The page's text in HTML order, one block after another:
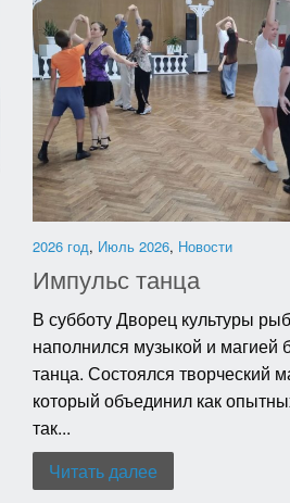
2026 год, Июль 2026, Новости
Импульс танца
В субботу Дворец культуры
наполнился музыкой и магией
танца. Состоялся творческий
который объединил как
так...
Читать далее